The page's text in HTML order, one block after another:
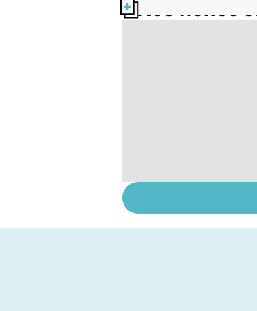
Nos fiches
infections